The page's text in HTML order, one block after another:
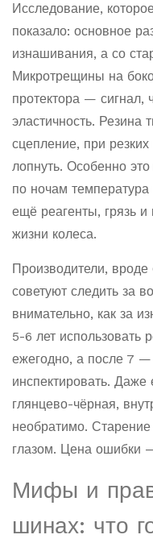
Исследование,
показало: основное
изнашивания, а со
Микротрещины на
протектора — сигнал,
эластичность. Резина
сцепление, при
лопнуть. Особенно
по ночам
ещё реагенты, грязь и
жизни колеса.
Производители,
советуют следить за
внимательно, как за
5-6 лет использовать
ежегодно, а после 7
инспектировать.
глянцево-чёрная,
необратимо.
глазом. Цена ошибки
Мифы и
шинах: что